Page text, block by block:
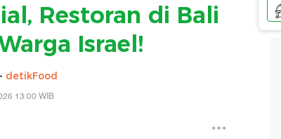
Restoran di Bali
Israel!
detikFood
13:00 WIB